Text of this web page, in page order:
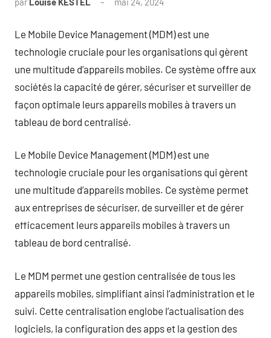
Le Mobile Device Management (MDM) est une
technologie cruciale pour les organisations qui gèrent
une multitude d’appareils mobiles. Ce système offre aux
sociétés la capacité de gérer, sécuriser et surveiller de
façon optimale leurs appareils mobiles à travers un
tableau de bord centralisé.
Le Mobile Device Management (MDM) est une
technologie cruciale pour les organisations qui gèrent
une multitude d’appareils mobiles. Ce système permet
aux entreprises de sécuriser, de surveiller et de gérer
efficacement leurs appareils mobiles à travers un
tableau de bord centralisé.
Le MDM permet une gestion centralisée de tous les
appareils mobiles, simplifiant ainsi l’administration et le
suivi. Cette centralisation englobe l’actualisation des
logiciels, la configuration des apps et la gestion des